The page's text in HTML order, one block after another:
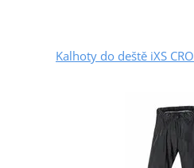
Kalhoty do deště iXS